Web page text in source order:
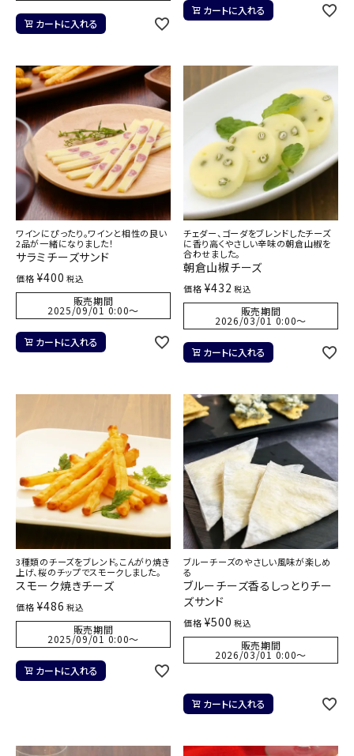
カートに入れる
カートに入れる
ワインにぴったり。ワインと相性の良い
2品が一緒になりました！
サラミチーズサンド
価格 ¥400 税込
販売期間
2025/09/01 0:00〜
カートに入れる
チェダー、ゴーダをブレンドしたチーズ
に香り高くやさしい辛味の朝倉山椒を
合わせました。
朝倉山椒チーズ
価格 ¥432 税込
販売期間
2026/03/01 0:00〜
カートに入れる
3種類のチーズをブレンド。こんがり焼き
上げ、桜のチップでスモークしました。
スモーク焼きチーズ
価格 ¥486 税込
販売期間
2025/09/01 0:00〜
カートに入れる
ブルーチーズのやさしい風味が楽しめ
る
ブルーチーズ香るしっとりチー
ズサンド
価格 ¥500 税込
販売期間
2026/03/01 0:00〜
カートに入れる